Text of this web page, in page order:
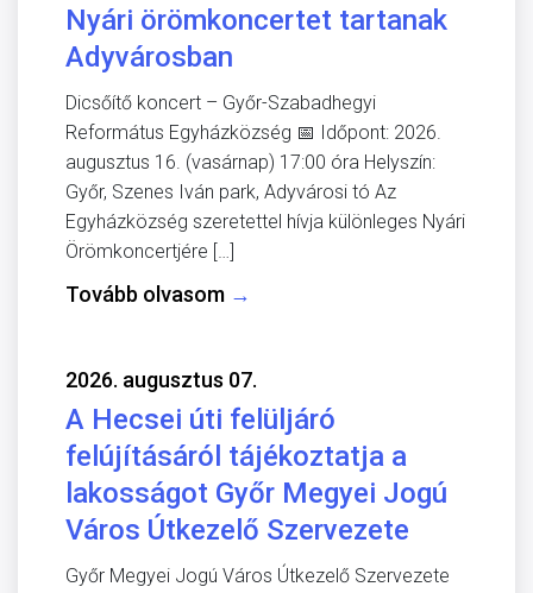
Nyári örömkoncertet tartanak
Adyvárosban
Dicsőítő koncert – Győr-Szabadhegyi
Református Egyházközség 📅 Időpont: 2026.
augusztus 16. (vasárnap) 17:00 óra Helyszín:
Győr, Szenes Iván park, Adyvárosi tó Az
Egyházközség szeretettel hívja különleges Nyári
Örömkoncertjére […]
Tovább olvasom →
2026. augusztus 07.
A Hecsei úti felüljáró
felújításáról tájékoztatja a
lakosságot Győr Megyei Jogú
Város Útkezelő Szervezete
Győr Megyei Jogú Város Útkezelő Szervezete